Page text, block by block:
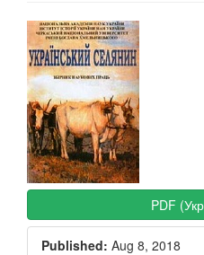
Article
Sidebar
PDF
Published: Aug 8, 2018